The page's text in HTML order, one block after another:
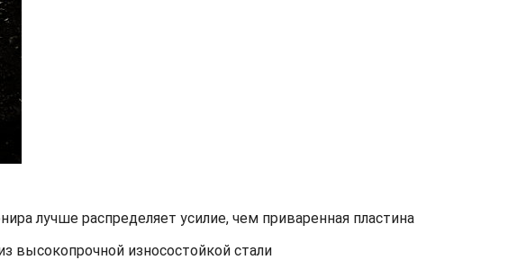
лучше распределяет усилие, чем приваренная пластина
высокопрочной износостойкой стали